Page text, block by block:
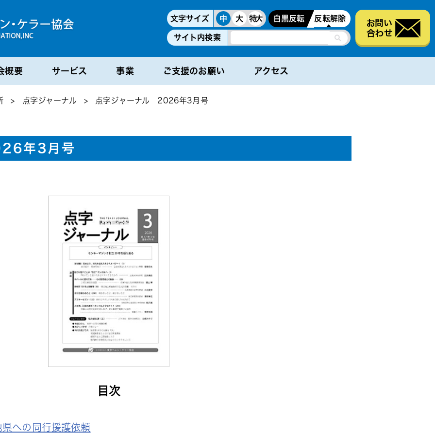
文字サイズ 中 大 特大 白黒反転 反転解除
サイト内検索
概要 サービス 事業 ご支援のお願い アクセス
> 点字ジャーナル > 点字ジャーナル 2026年3月号
年3月号
目次
への同行援護依頼